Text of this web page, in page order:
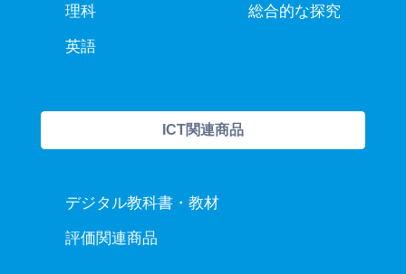
理科
英語
総合的な探究
ICT関連商品
デジタル教科書・教材
評価関連商品